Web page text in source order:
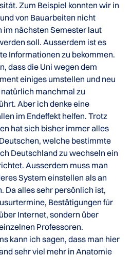
Zum Beispiel konnten wir in
von Bauarbeiten nicht
im nächsten Semester laut
soll. Ausserdem ist es
Informationen zu bekommen.
dass die Uni wegen dem
einiges umstellen und neu
manchmal zu
Aber ich denke eine
im Endeffekt helfen. Trotz
hat sich bisher immer alles
welche bestimmte
Deutschland zu wechseln ein
Ausserdem muss man
System einstellen als an
Da alles sehr persönlich ist,
Bestätigungen für
Internet, sondern über
Professoren.
kann ich sagen, dass man hier
sehr viel mehr in Anatomie